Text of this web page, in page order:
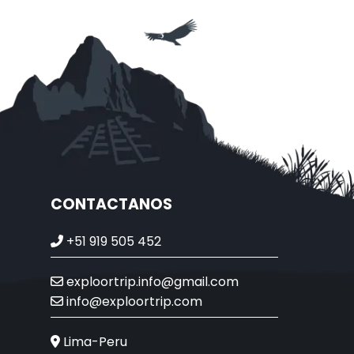
CONTACTANOS
+51 919 505 452
exploortrip.info@gmail.com
info@exploortrip.com
Lima-Peru